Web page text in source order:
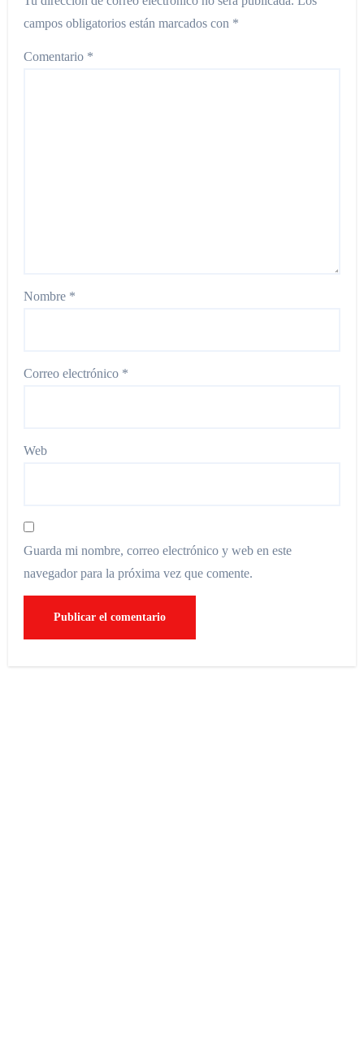
campos obligatorios están marcados con *
Comentario *
Nombre *
Correo electrónico *
Web
Guarda mi nombre, correo electrónico y web en este
navegador para la próxima vez que comente.